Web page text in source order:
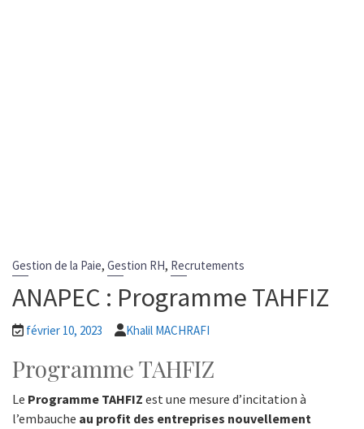
Gestion de la Paie, Gestion RH, Recrutements
ANAPEC : Programme TAHFIZ
février 10, 2023 Khalil MACHRAFI
Programme TAHFIZ
Le Programme TAHFIZ est une mesure d’incitation à
l’embauche au profit des entreprises nouvellement